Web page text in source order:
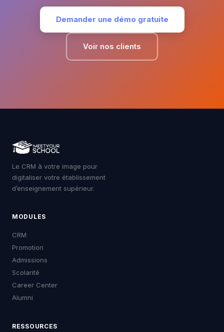
Demander une démo gratuite
Voir nos clients
Le CRM à votre image pour
digitaliser votre établissement
d’enseignement supérieur.
MODULES
CRM
Promotion
Admissions
Scolarité
Career Center
Alumni
RESSOURCES